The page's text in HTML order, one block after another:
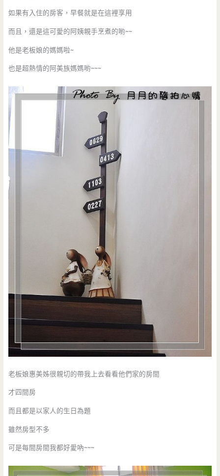
如果有入住的房客，早餐就是在這裡享用
而且，還是這可愛的阿姨親手烹煮的喲~~
他是老板娘的媽媽啦~
也是超熱情的阿美族媽媽喲~~~
老板娘惠美姊很親切的帶我上去看看他們家的房間
才四間房
而且都是以家人的生日為題
雖然房型不多
可是每間房間我都好愛吶~~~